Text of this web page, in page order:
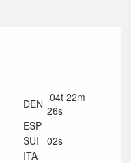
DEN 04t 22m
26s
ESP
SUI
02s
ITA